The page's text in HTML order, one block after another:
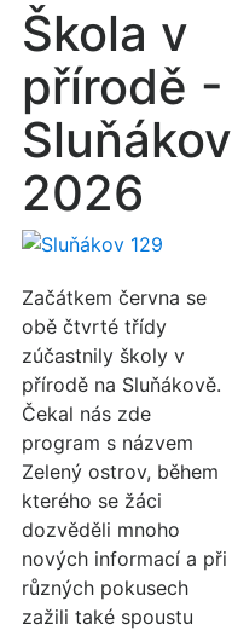
Škola v
přírodě -
Sluňákov
2026
Začátkem června se
obě čtvrté třídy
zúčastnily školy v
přírodě na Sluňákově.
Čekal nás zde
program s názvem
Zelený ostrov, během
kterého se žáci
dozvěděli mnoho
nových informací a při
různých pokusech
zažili také spoustu